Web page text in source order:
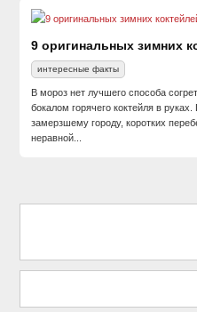
9 оригинальных зимних
интересные факты
В мороз нет лучшего способа
бокалом горячего коктейля в
замерзшему городу, коротких
неравной...